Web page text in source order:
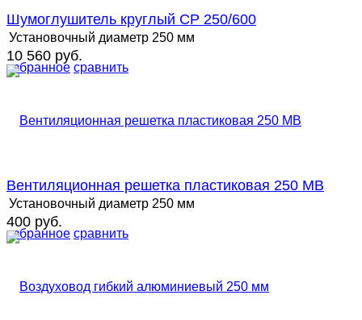
избранное сравнить
Шумоглушитель круглый СР 250/600
Установочный диаметр 250 мм
10 560 руб.
избранное сравнить
Вентиляционная решетка пластиковая 250 MB
Установочный диаметр 250 мм
400 руб.